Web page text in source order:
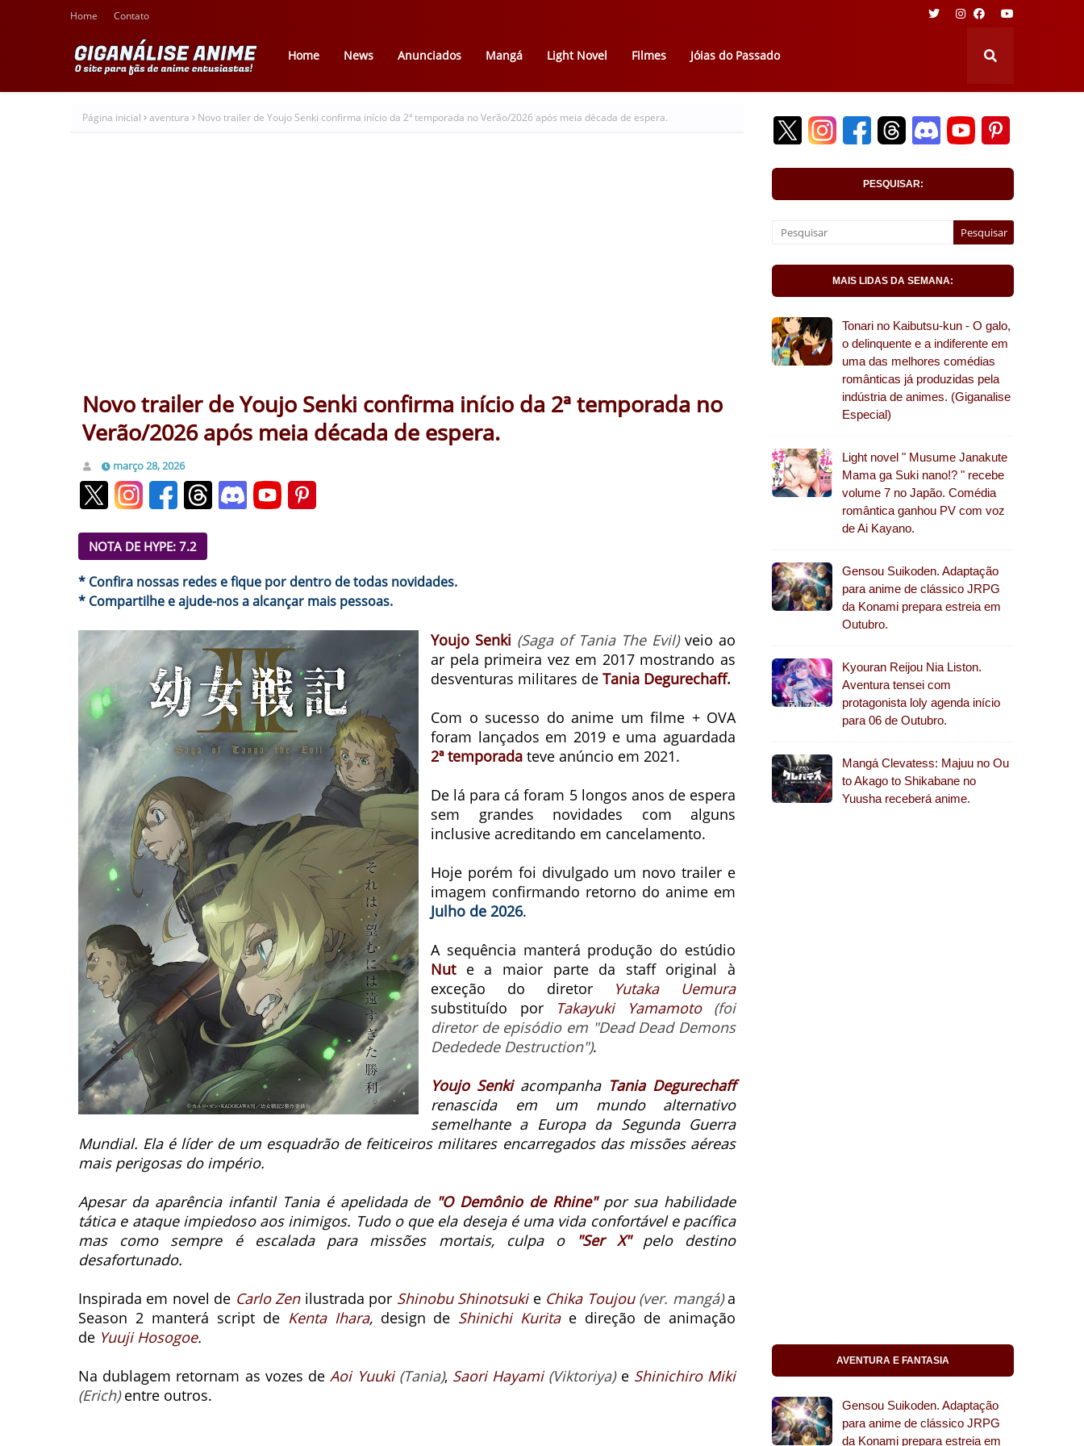
Home Contato
Home News Anunciados Mangá Light Novel Filmes Jóias do Passado
Página inicial aventura Novo trailer de Youjo Senki confirma início da 2ª temporada no Verão/2026 após meia década de espera.
Novo trailer de Youjo Senki confirma início da 2ª temporada no
Verão/2026 após meia década de espera.
março 28, 2026
NOTA DE HYPE: 7.2
* Confira nossas redes e fique por dentro de todas novidades.
* Compartilhe e ajude-nos a alcançar mais pessoas.
Youjo Senki (Saga of Tania The Evil)veio ao
ar pela primeira vez em 2017 mostrando as
desventuras militares de Tania Degurechaff.
Com o sucesso do anime um filme + OVA
foram lançados em 2019 e uma aguardada
2ª temporada teve anúncio em 2021.
De lá para cá foram 5 longos anos de espera
sem grandes novidades com alguns
inclusive acreditando em cancelamento.
Hoje porém foi divulgado um novo trailer e
imagem confirmando retorno do anime em
Julho de 2026.
A sequência manterá produção do estúdio
Nute a maior parte da staff original à
exceção do diretor
Yutaka Uemura
substituído por
Takayuki Yamamoto
(foi
diretor de episódio em "Dead Dead Demons
Dededede Destruction").
Youjo Senkiacompanha Tania Degurechaff
renascida em um mundo alternativo
semelhante a Europa da Segunda Guerra
Mundial. Ela é líder de um esquadrão de feiticeiros militares encarregados das missões aéreas
mais perigosas do império.
Apesar da aparência infantil Tania é apelidada de "O Demônio de Rhine" por sua habilidade
tática e ataque impiedoso aos inimigos. Tudo o que ela deseja é uma vida confortável e pacífica
mas como sempre é escalada para missões mortais, culpa o
"Ser X"pelo destino
desafortunado.
Inspirada em novel de Carlo Zenilustrada por Shinobu Shinotsukie Chika Toujou (ver. mangá)a
Season 2 manterá script de Kenta Ihara, design de Shinichi Kuritae direção de animação
de Yuuji Hosogoe.
Na dublagem retornam as vozes deAoi Yuuki (Tania), Saori Hayami (Viktoriya)e Shinichiro Miki
(Erich)entre outros.
PESQUISAR:
MAIS LIDAS DA SEMANA:
Tonari no Kaibutsu-kun - O galo,
o delinquente e a indiferente em
uma das melhores comédias
românticas já produzidas pela
indústria de animes. (Giganalise
Especial)
Light novel " Musume Janakute
Mama ga Suki nano!? " recebe
volume 7 no Japão. Comédia
romântica ganhou PV com voz
de Ai Kayano.
Gensou Suikoden. Adaptação
para anime de clássico JRPG
da Konami prepara estreia em
Outubro.
Kyouran Reijou Nia Liston.
Aventura tensei com
protagonista loly agenda início
para 06 de Outubro.
Mangá Clevatess: Majuu no Ou
to Akago to Shikabane no
Yuusha receberá anime.
AVENTURA E FANTASIA
Gensou Suikoden. Adaptação
para anime de clássico JRPG
da Konami prepara estreia em